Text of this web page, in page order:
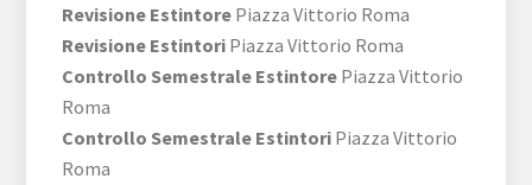
Revisione Estintore Piazza Vittorio Roma
Revisione Estintori Piazza Vittorio Roma
Controllo Semestrale Estintore Piazza Vittorio
Roma
Controllo Semestrale Estintori Piazza Vittorio
Roma